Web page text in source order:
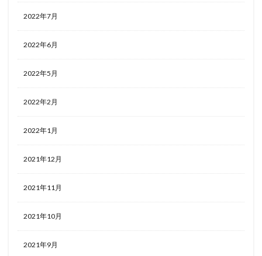
2022年7月
2022年6月
2022年5月
2022年2月
2022年1月
2021年12月
2021年11月
2021年10月
2021年9月